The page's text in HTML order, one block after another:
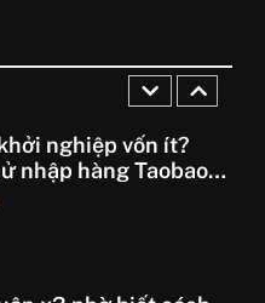
20 triệu
x3 nhờ biết cách
hàng Trung